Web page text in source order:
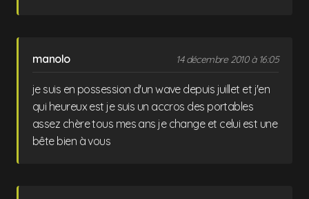
manolo 14 décembre 2010 à 16:05
je suis en possession d'un wave depuis juillet et j'en
qui heureux est je suis un accros des portables
assez chère tous mes ans je change et celui est une
bête bien à vous